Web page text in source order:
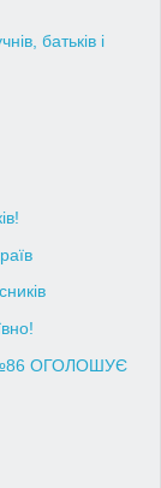
батьків і
ОГОЛОШУЄ